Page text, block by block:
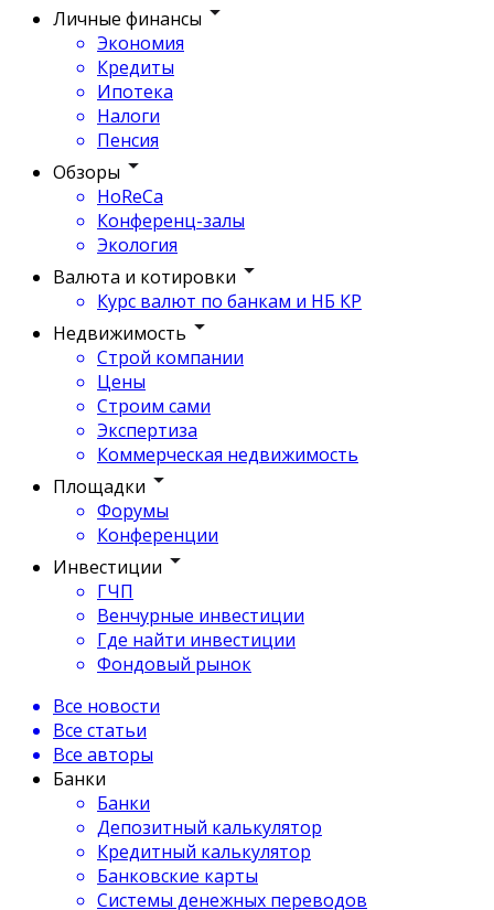
Личные финансы
Экономия
Кредиты
Ипотека
Налоги
Пенсия
Обзоры
HoReCa
Конференц-залы
Экология
Валюта и котировки
Курс валют по банкам и НБ КР
Недвижимость
Строй компании
Цены
Строим сами
Экспертиза
Коммерческая недвижимость
Площадки
Форумы
Конференции
Инвестиции
ГЧП
Венчурные инвестиции
Где найти инвестиции
Фондовый рынок
Все новости
Все статьи
Все авторы
Банки
Банки
Депозитный калькулятор
Кредитный калькулятор
Банковские карты
Системы денежных переводов